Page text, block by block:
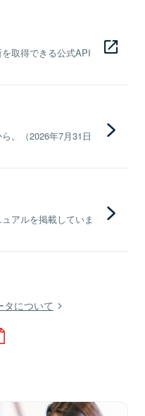
取得できる公式API
。（2026年7月31日
アルを掲載していま
について